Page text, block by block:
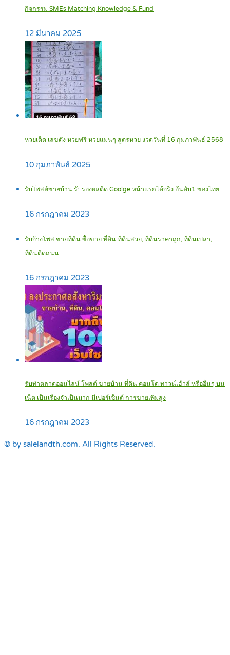
กิจกรรม SMEs Matching Knowledge & Fund
12 มีนาคม 2025
หวยเด็ด เลขดัง หวยฟรี หวยแม่นๆ สูตรหวย งวดวันที่ 16 กุมภาพันธ์ 2568
10 กุมภาพันธ์ 2025
รับโพสต์ขายบ้าน รับรองผลติด Goolge หน้าแรกได้จริง อันดับ1 ของไทย
16 กรกฎาคม 2023
รับจ้างโพส ขายที่ดิน ซื้อขาย ที่ดิน ที่ดินสวย, ที่ดินราคาถูก, ที่ดินเปล่า,
ที่ดินติดถนน
16 กรกฎาคม 2023
รับทำตลาดออนไลน์ โพสต์ ขายบ้าน ที่ดิน คอนโด ทาวน์เฮ้าส์ หรืออื่นๆ บน
เน็ต เป็นเรื่องจำเป็นมาก มีเปอร์เซ็นต์ การขายเพิ่มสูง
16 กรกฎาคม 2023
© by salelandth.com. All Rights Reserved.